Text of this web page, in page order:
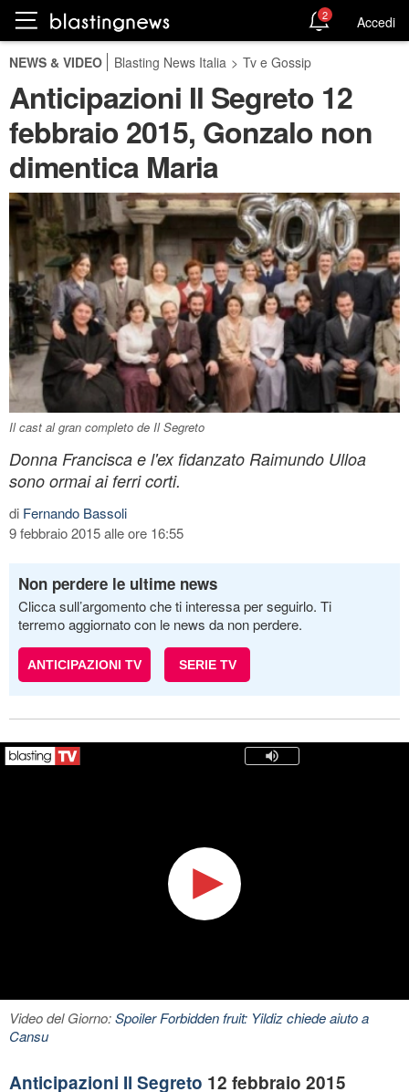
2 Accedi
NEWS & VIDEO Blasting News Italia > Tv e Gossip
Anticipazioni Il Segreto 12
febbraio 2015, Gonzalo non
dimentica Maria
Il cast al gran completo de Il Segreto
Donna Francisca e l'ex fidanzato Raimundo Ulloa
sono ormai ai ferri corti.
di Fernando Bassoli
9 febbraio 2015 alle ore 16:55
Non perdere le ultime news
Clicca sull’argomento che ti interessa per seguirlo. Ti
terremo aggiornato con le news da non perdere.
ANTICIPAZIONI TV SERIE TV
Video del Giorno:Spoiler Forbidden fruit: Yildiz chiede aiuto a
Cansu
Anticipazioni Il Segreto 12 febbraio 2015